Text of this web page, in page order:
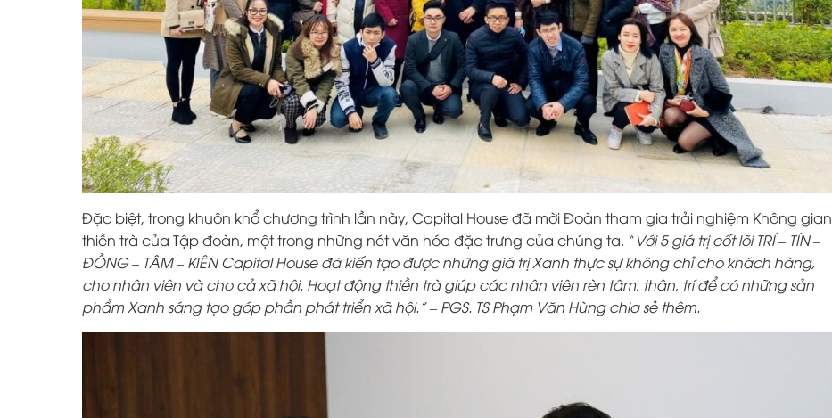
Đặc biệt, trong khuôn khổ chương trình lần này, Capital House đã mời Đoàn tham gia trải nghiệm Không gian
thiền trà của Tập đoàn, một trong những nét văn hóa đặc trưng của chúng ta. “Với 5 giá trị cốt lõi TRÍ – TÍN –
ĐỒNG – TÂM – KIÊN Capital House đã kiến tạo được những giá trị Xanh thực sự không chỉ cho khách hàng,
cho nhân viên và cho cả xã hội. Hoạt động thiền trà giúp các nhân viên rèn tâm, thân, trí để có những sản
phẩm Xanh sáng tạo góp phần phát triển xã hội.” – PGS. TS Phạm Văn Hùng chia sẻ thêm.